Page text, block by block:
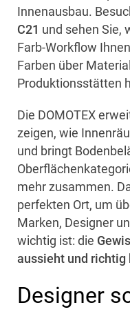
Innenausbau.
C21 und sehen Sie,
Farb-Workflow
Farben über
Produktionsstätten
Die DOMOTEX
zeigen, wie
und bringt
mehr zusammen.
perfekten Ort, um
Marken, Designer
wichtig ist: die
aussieht und richtig
Designer